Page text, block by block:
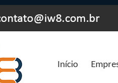
Início